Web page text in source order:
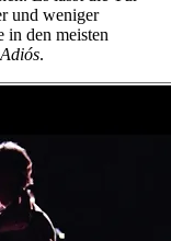
und weniger
in den meisten
Adiós.